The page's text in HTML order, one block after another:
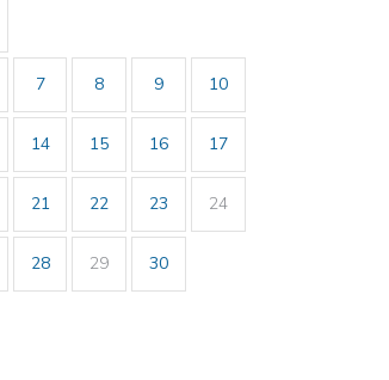
7 8 9 10
14 15 16 17
21 22 23 24
28 29 30